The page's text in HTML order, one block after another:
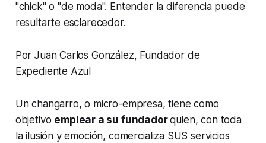
"chick" o "de moda". Entender la diferencia puede
resultarte esclarecedor.
Por Juan Carlos González, Fundador de
Expediente Azul
Un changarro, o micro-empresa, tiene como
objetivo emplear a su fundadorquien, con toda
la ilusión y emoción, comercializa SUS servicios